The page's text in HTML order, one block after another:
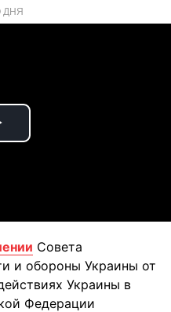
ДНЯ
Совета
и обороны Украины от
Украины в
Федерации